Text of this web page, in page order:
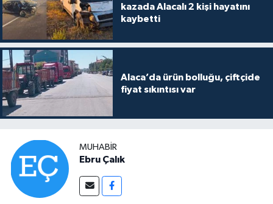
kazada Alacalı 2 kişi hayatını
kaybetti
Alaca’da ürün bolluğu, çiftçide
fiyat sıkıntısı var
MUHABIR
Ebru Çalık